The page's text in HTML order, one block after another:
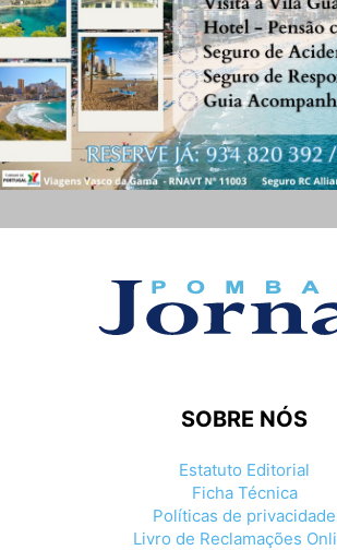
SOBRE NÓS
Estatuto Editorial
Ficha Técnica
Políticas de privacidade
Livro de Reclamações